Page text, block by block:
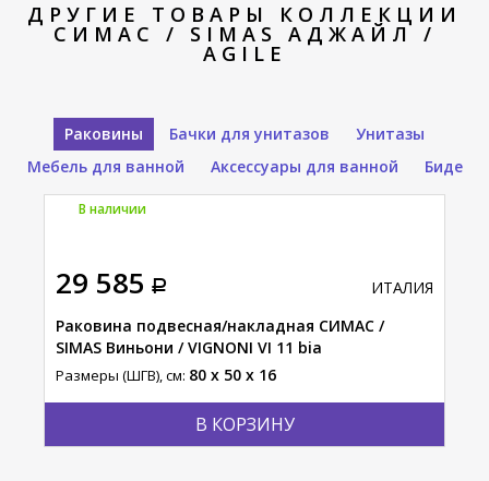
ДРУГИЕ ТОВАРЫ КОЛЛЕКЦИИ
СИМАС / SIMAS АДЖАЙЛ /
AGILE
Раковины Бачки для унитазов
Унитазы
Мебель для ванной
Аксессуары для ванной Биде
29 585
В КОРЗИНУ
ИТАЛИЯ
Раковина подвесная/накладная СИМАС /
SIMAS Виньони / VIGNONI VI 11 bia
Размеры (ШГВ), см: 80 x 50 x 16
В наличии